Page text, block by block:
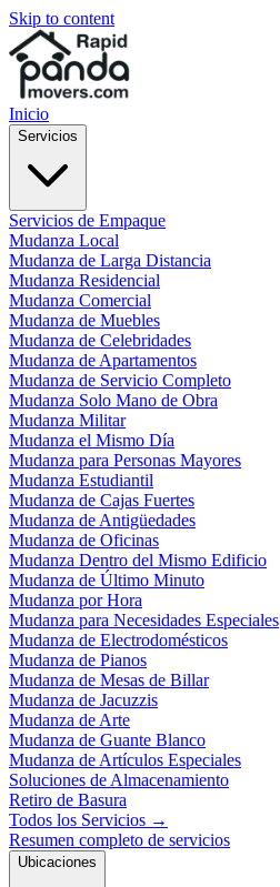
Skip to content
Inicio
Servicios
Servicios de Empaque
Mudanza Local
Mudanza de Larga Distancia
Mudanza Residencial
Mudanza Comercial
Mudanza de Muebles
Mudanza de Celebridades
Mudanza de Apartamentos
Mudanza de Servicio Completo
Mudanza Solo Mano de Obra
Mudanza Militar
Mudanza el Mismo Día
Mudanza para Personas Mayores
Mudanza Estudiantil
Mudanza de Cajas Fuertes
Mudanza de Antigüedades
Mudanza de Oficinas
Mudanza Dentro del Mismo Edificio
Mudanza de Último Minuto
Mudanza por Hora
Mudanza para Necesidades Especiales
Mudanza de Electrodomésticos
Mudanza de Pianos
Mudanza de Mesas de Billar
Mudanza de Jacuzzis
Mudanza de Arte
Mudanza de Guante Blanco
Mudanza de Artículos Especiales
Soluciones de Almacenamiento
Retiro de Basura
Todos los Servicios →
Resumen completo de servicios
Ubicaciones